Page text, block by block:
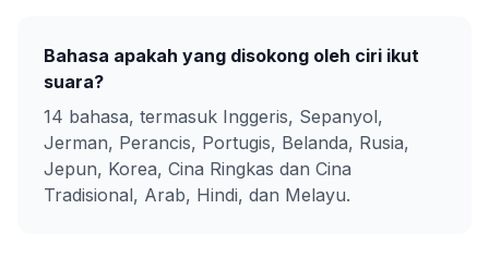
Bahasa apakah yang disokong oleh ciri ikut
suara?
14 bahasa, termasuk Inggeris, Sepanyol,
Jerman, Perancis, Portugis, Belanda, Rusia,
Jepun, Korea, Cina Ringkas dan Cina
Tradisional, Arab, Hindi, dan Melayu.